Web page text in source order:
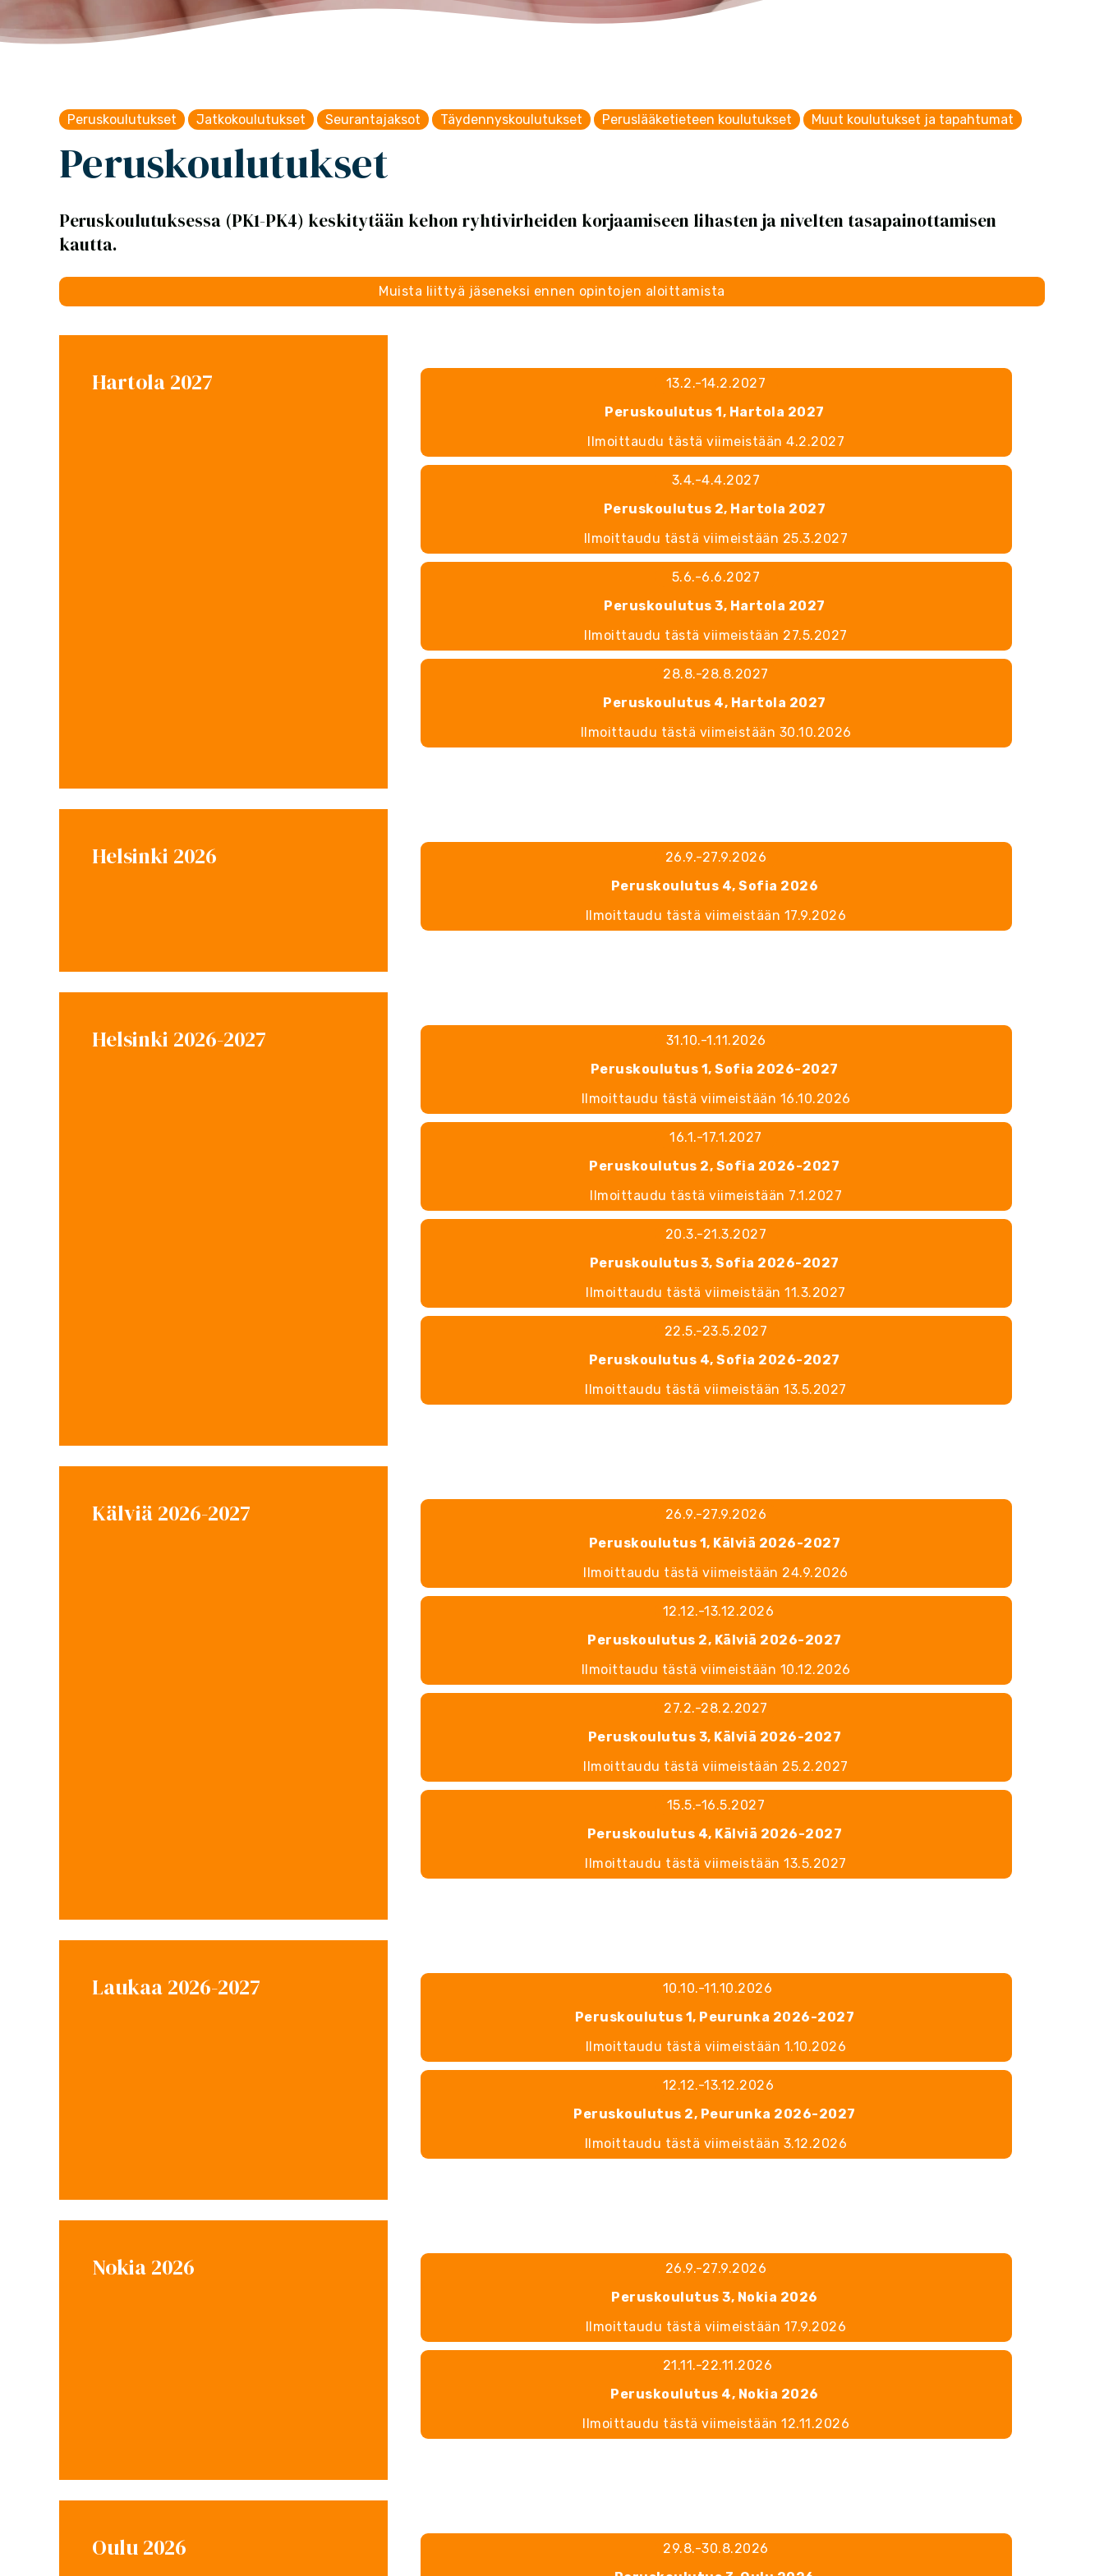
Peruskoulutukset Jatkokoulutukset Seurantajaksot Täydennyskoulutukset Peruslääketieteen koulutukset Muut koulutukset ja tapahtumat
Peruskoulutukset
Peruskoulutuksessa (PK1-PK4) keskitytään kehon ryhtivirheiden korjaamiseen lihasten ja nivelten tasapainottamisen
kautta.
Muista liittyä jäseneksi ennen opintojen aloittamista
Hartola 2027
13.2.-14.2.2027
Peruskoulutus 1, Hartola 2027
Ilmoittaudu tästä viimeistään 4.2.2027
3.4.-4.4.2027
Peruskoulutus 2, Hartola 2027
Ilmoittaudu tästä viimeistään 25.3.2027
5.6.-6.6.2027
Peruskoulutus 3, Hartola 2027
Ilmoittaudu tästä viimeistään 27.5.2027
28.8.-28.8.2027
Peruskoulutus 4, Hartola 2027
Ilmoittaudu tästä viimeistään 30.10.2026
Helsinki 2026
26.9.-27.9.2026
Peruskoulutus 4, Sofia 2026
Ilmoittaudu tästä viimeistään 17.9.2026
Helsinki 2026-2027
31.10.-1.11.2026
Peruskoulutus 1, Sofia 2026-2027
Ilmoittaudu tästä viimeistään 16.10.2026
16.1.-17.1.2027
Peruskoulutus 2, Sofia 2026-2027
Ilmoittaudu tästä viimeistään 7.1.2027
20.3.-21.3.2027
Peruskoulutus 3, Sofia 2026-2027
Ilmoittaudu tästä viimeistään 11.3.2027
22.5.-23.5.2027
Peruskoulutus 4, Sofia 2026-2027
Ilmoittaudu tästä viimeistään 13.5.2027
Kälviä 2026-2027
26.9.-27.9.2026
Peruskoulutus 1, Kälviä 2026-2027
Ilmoittaudu tästä viimeistään 24.9.2026
12.12.-13.12.2026
Peruskoulutus 2, Kälviä 2026-2027
Ilmoittaudu tästä viimeistään 10.12.2026
27.2.-28.2.2027
Peruskoulutus 3, Kälviä 2026-2027
Ilmoittaudu tästä viimeistään 25.2.2027
15.5.-16.5.2027
Peruskoulutus 4, Kälviä 2026-2027
Ilmoittaudu tästä viimeistään 13.5.2027
Laukaa 2026-2027
10.10.-11.10.2026
Peruskoulutus 1, Peurunka 2026-2027
Ilmoittaudu tästä viimeistään 1.10.2026
12.12.-13.12.2026
Peruskoulutus 2, Peurunka 2026-2027
Ilmoittaudu tästä viimeistään 3.12.2026
Nokia 2026
26.9.-27.9.2026
Peruskoulutus 3, Nokia 2026
Ilmoittaudu tästä viimeistään 17.9.2026
21.11.-22.11.2026
Peruskoulutus 4, Nokia 2026
Ilmoittaudu tästä viimeistään 12.11.2026
Oulu 2026
29.8.-30.8.2026